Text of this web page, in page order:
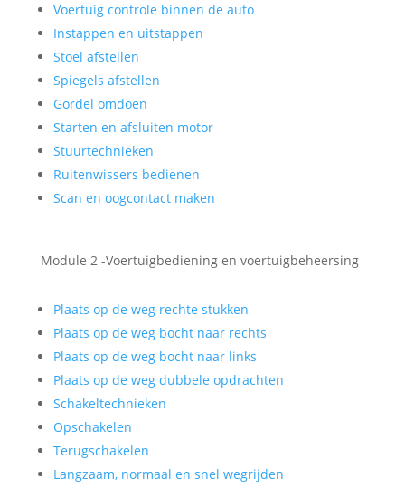
Voertuig controle binnen de auto
Instappen en uitstappen
Stoel afstellen
Spiegels afstellen
Gordel omdoen
Starten en afsluiten motor
Stuurtechnieken
Ruitenwissers bedienen
Scan en oogcontact maken
Module 2 -Voertuigbediening en voertuigbeheersing
Plaats op de weg rechte stukken
Plaats op de weg bocht naar rechts
Plaats op de weg bocht naar links
Plaats op de weg dubbele opdrachten
Schakeltechnieken
Opschakelen
Terugschakelen
Langzaam, normaal en snel wegrijden